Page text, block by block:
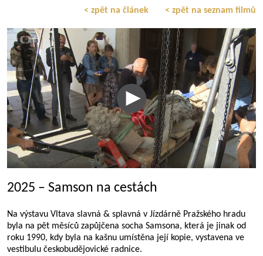
< zpět na článek < zpět na seznam filmů
2025 – Samson na cestách
Na výstavu Vltava slavná & splavná v Jízdárně Pražského hradu
byla na pět měsíců zapůjčena socha Samsona, která je jinak od
roku 1990, kdy byla na kašnu umístěna její kopie, vystavena ve
vestibulu českobudějovické radnice.